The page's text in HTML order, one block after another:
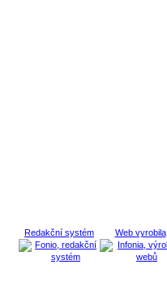
Redakční systém Web vyrobila